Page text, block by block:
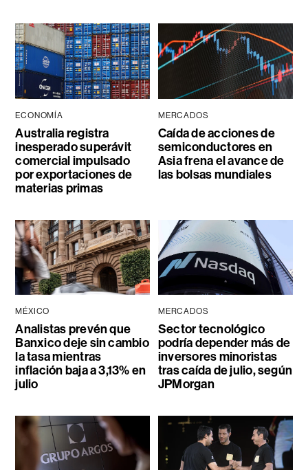
ECONOMÍA
Australia registra
inesperado superávit
comercial impulsado
por exportaciones de
materias primas
MERCADOS
Caída de acciones de
semiconductores en
Asia frena el avance de
las bolsas mundiales
MÉXICO
Analistas prevén que
Banxico deje sin cambio
la tasa mientras
inflación baja a 3,13% en
julio
MERCADOS
Sector tecnológico
podría depender más de
inversores minoristas
tras caída de julio, según
JPMorgan